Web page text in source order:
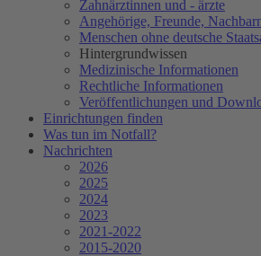
Zahnärztinnen und - ärzte
Angehörige, Freunde,
Menschen ohne deutsche
Hintergrundwissen
Medizinische Informationen
Rechtliche Informationen
Veröffentlichungen und
Einrichtungen finden
Was tun im Notfall?
Nachrichten
2026
2025
2024
2023
2021-2022
2015-2020